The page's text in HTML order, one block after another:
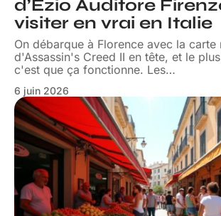
d’Ezio Auditore
visiter en vrai en Italie
On débarque à Florence avec la carte
d'Assassin's Creed II en tête, et le
c'est que ça fonctionne. Les…
6 juin 2026